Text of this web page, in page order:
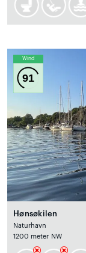
Wind
91
Hønsøkilen
Naturhavn
1200 meter NW